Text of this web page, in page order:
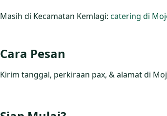
Masih di Kecamatan Kemlagi: catering di
Cara Pesan
Kirim tanggal, perkiraan pax, & alamat di